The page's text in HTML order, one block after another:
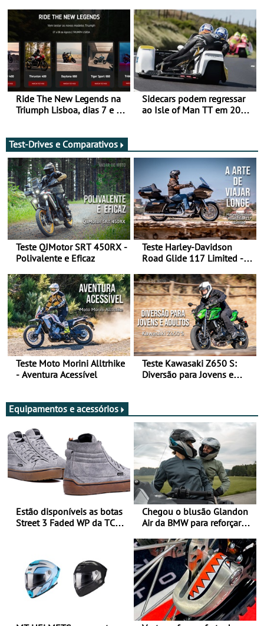
ganhar
Ride The New Legends na
Triumph Lisboa, dias 7 e 8
Sidecars podem regressar
ao Isle of Man TT em 2027
Test-Drives e Comparativos
Teste QJMotor SRT 450RX -
Polivalente e Eficaz
Teste Harley-Davidson
Road Glide 117 Limited - A
Teste Moto Morini Alltrhike
- Aventura Acessível
Teste Kawasaki Z650 S:
Diversão para Jovens e
Equipamentos e acessórios
Estão disponíveis as botas
Street 3 Faded WP da TCX
Chegou o blusão Glandon
Air da BMW para reforçar
verão